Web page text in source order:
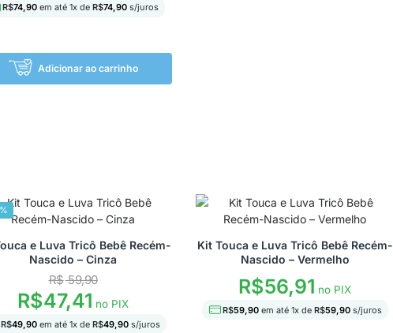
R$74,90 em até 1x de R$74,90s/juros
Adicionar ao carrinho
e Luva Tricô Bebê Recém-
Nascido – Cinza
R$59,90
R$47,41 no PIX
R$49,90 em até 1x de R$49,90s/juros
Kit Touca e Luva Tricô Bebê Recém-
Nascido – Vermelho
R$56,91 no PIX
R$59,90 em até 1x de R$59,90s/juros